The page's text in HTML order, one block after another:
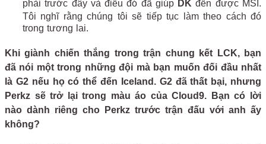
phải trước đây và điều đó đã giúp DK đến được MSI.
Tôi nghĩ rằng chúng tôi sẽ tiếp tục làm theo cách đó
trong tương lai.
Khi giành chiến thắng trong trận chung kết LCK, bạn
đã nói một trong những đội mà bạn muốn đối đầu nhất
là G2 nếu họ có thể đến Iceland. G2 đã thất bại, nhưng
Perkz sẽ trở lại trong màu áo của Cloud9. Bạn có lời
nào dành riêng cho Perkz trước trận đấu với anh ấy
không?